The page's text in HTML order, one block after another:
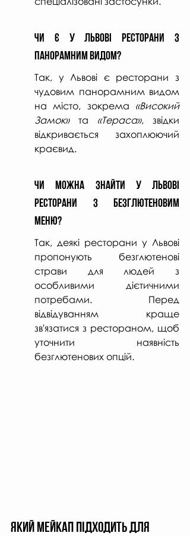
Чи Є у Львові Ресторани з
Панорамним Видом?
Так, у Львові є ресторани з
чудовим панорамним видом
на місто, зокрема «Високий
Замок» та «Тераса», звідки
відкривається захоплюючий
краєвид.
Чи Можна Знайти у Львові
Ресторани з Безглютеновим
Меню?
Так, деякі ресторани у Львові
пропонують безглютенові
страви для людей з
особливими дієтичними
потребами. Перед
відвідуванням краще
зв'язатися з рестораном, щоб
уточнити наявність
безглютенових опцій.
Який мейкап підходить для